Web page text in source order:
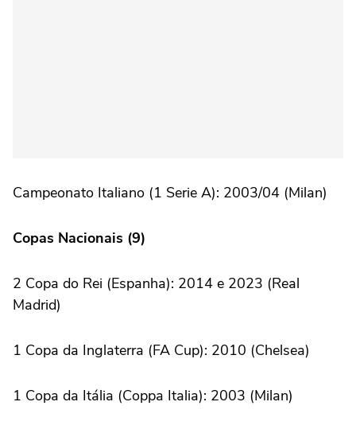
Campeonato Italiano (1 Serie A): 2003/04 (Milan)
Copas Nacionais (9)
2 Copa do Rei (Espanha): 2014 e 2023 (Real
Madrid)
1 Copa da Inglaterra (FA Cup): 2010 (Chelsea)
1 Copa da Itália (Coppa Italia): 2003 (Milan)